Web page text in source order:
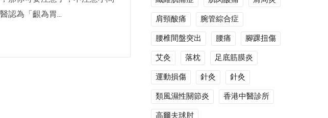
認為「齦為胃...
肩頸酸痛
腕管綜合症
腰椎間盤突出
腰痛
腳踝扭傷
艾灸
落枕
足底筋膜炎
運動損傷
針灸
針灸
類風濕性關節炎
香港中醫診所